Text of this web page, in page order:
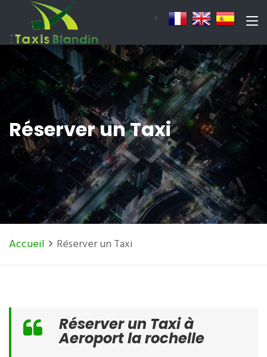
Réserver un Taxi
Accueil Réserver un Taxi
Réserver un Taxi à
Aeroport la rochelle